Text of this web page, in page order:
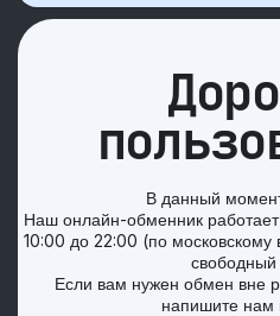
В данный
Наш онлайн-обменник
10:00 до 22:00 (по
свободный
Если вам нужен обмен вне
напишите нам